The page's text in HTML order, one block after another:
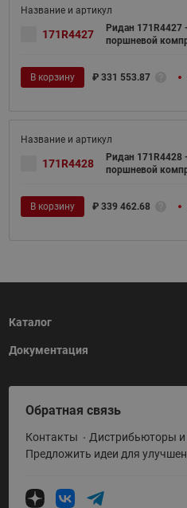
171R4427
Ридан 171R4427
поршневой
В корзину ₽ 331 553.87
171R4428
Ридан 171R4428
поршневой
В корзину ₽ 339 462.68
Каталог
Тепловая автоматика
Холодильная техника
Приводная техника
Промышленная автоматика
Теплообменное оборудование
Документация
HeatPlatform (Тепловая
Полезные программы и
Условия поставки
Обратная связь
Контакты
Дистрибьюторы и
Предложить идеи для